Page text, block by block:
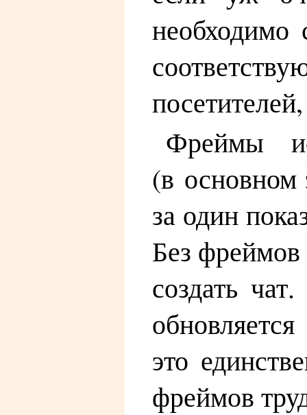
необходимо
Фреймы
(в основном
за один
Без фреймов
создать
это
фреймов